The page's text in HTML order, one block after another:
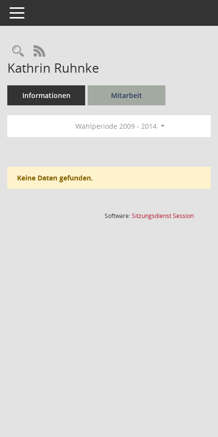
Toggle navigation
Rechercheauswahl
RSS-Feed
Kathrin Ruhnke
Informationen Mitarbeit
Wahlperiode 2009 - 2014
Keine Daten gefunden.
Software:SitzungsdienstSession(Wird in